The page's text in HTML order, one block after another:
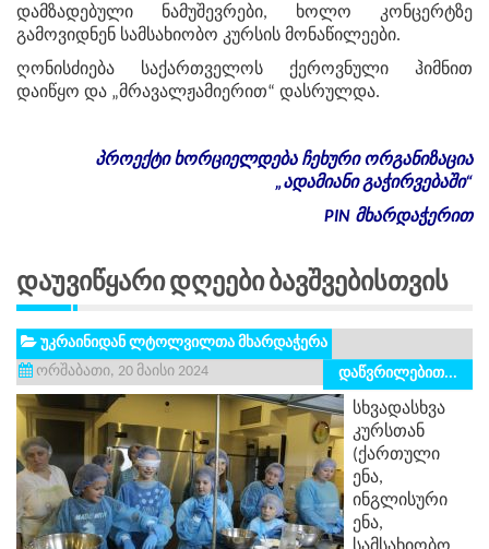
დამზადებული ნამუშევრები, ხოლო კონცერტზე
გამოვიდნენ სამსახიობო კურსის მონაწილეები.
ღონისძიება საქართველოს ქეროვნული ჰიმნით
დაიწყო და „მრავალჟამიერით“ დასრულდა.
პროექტი ხორციელდება ჩეხური ორგანიზაცია
„ადამიანი გაჭირვებაში“
PIN მხარდაჭერით
Დაუვიწყარი Დღეები Ბავშვებისთვის
უკრაინიდან ლტოლვილთა მხარდაჭერა
ორშაბათი, 20 მაისი 2024
დაწვრილებით...
სხვადასხვა
კურსთან
(ქართული
ენა,
ინგლისური
ენა,